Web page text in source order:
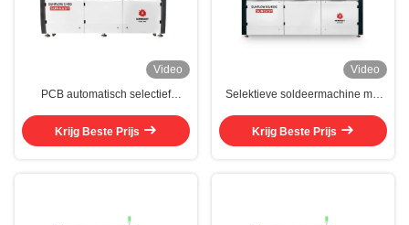
Video
PCB automatisch selectief
soldeersysteem
Krijg Beste Prijs
Video
Selektieve soldeermachine met
pompen
Krijg Beste Prijs